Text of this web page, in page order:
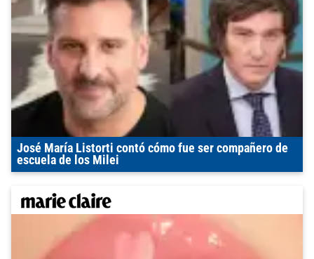
José María Listorti contó cómo fue ser compañero de
escuela de los Milei